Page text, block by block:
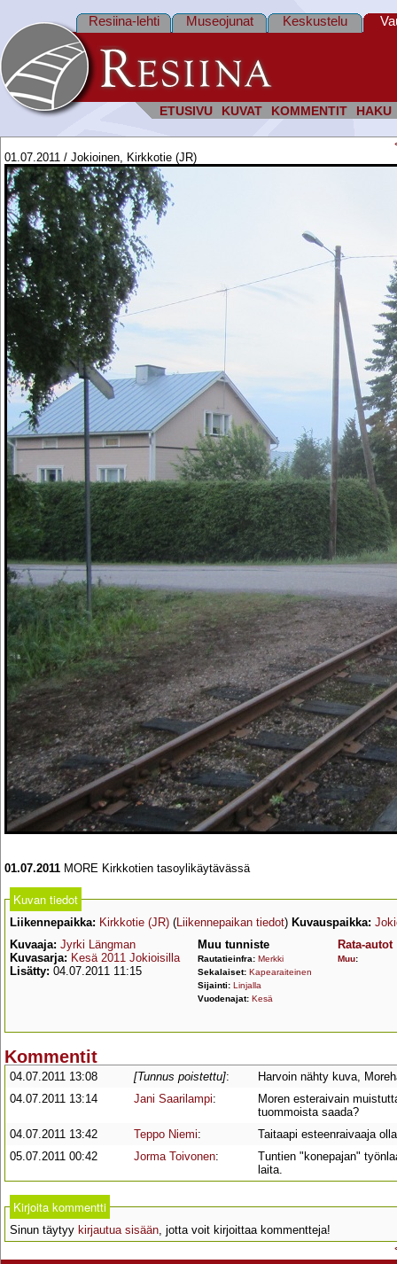
ETUSIVU KUVAT KOMMENTIT HAKU
Resiina-lehti Museojunat Keskustelu
01.07.2011 / Jokioinen, Kirkkotie (JR)
01.07.2011 MORE Kirkkotien tasoylikäytävässä
Kuvan tiedot
Liikennepaikka: Kirkkotie (JR) (Liikennepaikan tiedot) Kuvauspaikka:
Kuvaaja: Jyrki Längman
Kuvasarja: Kesä 2011 Jokioisilla
Lisätty: 04.07.2011 11:15
Muu tunniste
Rautatieinfra: Merkki
Sekalaiset: Kapearaiteinen
Sijainti: Linjalla
Vuodenajat: Kesä
Rata-autot
Muu:
Kommentit
04.07.2011 13:08 [Tunnus poistettu]:
Harvoin nähty kuva,
04.07.2011 13:14
Jani Saarilampi:
Moren esteraivain
tuommoista saada?
04.07.2011 13:42
Teppo Niemi:
Taitaapi esteenraivaaja
05.07.2011 00:42
Jorma Toivonen:
Tuntien "konepajan"
laita.
Kirjoita kommentti
Sinun täytyy kirjautua sisään, jotta voit kirjoittaa kommentteja!